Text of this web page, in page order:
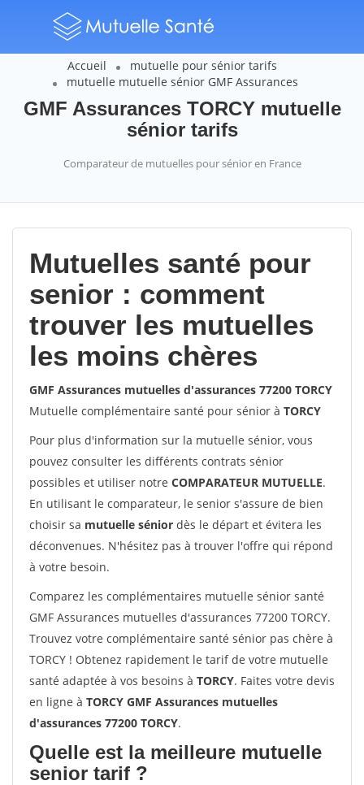
Accueil
mutuelle pour sénior tarifs
mutuelle mutuelle sénior GMF Assurances
GMF Assurances TORCY mutuelle
sénior tarifs
Comparateur de mutuelles pour sénior en France
Mutuelles santé pour
senior : comment
trouver les mutuelles
les moins chères
GMF Assurances mutuelles d'assurances 77200 TORCY
Mutuelle complémentaire santé pour sénior à TORCY
Pour plus d'information sur la mutuelle sénior, vous
pouvez consulter les différents contrats sénior
possibles et utiliser notre COMPARATEUR MUTUELLE.
En utilisant le comparateur, le senior s'assure de bien
choisir sa mutuelle sénior dès le départ et évitera les
déconvenues. N'hésitez pas à trouver l'offre qui répond
à votre besoin.
Comparez les complémentaires mutuelle sénior santé
GMF Assurances mutuelles d'assurances 77200 TORCY.
Trouvez votre complémentaire santé sénior pas chère à
TORCY ! Obtenez rapidement le tarif de votre mutuelle
santé adaptée à vos besoins à TORCY. Faites votre devis
en ligne à TORCY GMF Assurances mutuelles
d'assurances 77200 TORCY.
Quelle est la meilleure mutuelle
senior tarif ?